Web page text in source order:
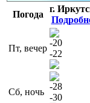
Погода
г.
Пт, вечер
-20
-22
Сб, ночь
-28
-30